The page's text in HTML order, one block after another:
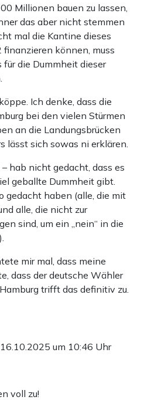
Millionen bauen zu lassen,
das aber nicht stemmen
mal die Kantine dieses
können, muss
für die Dummheit dieser
Ich denke, dass die
bei den vielen Stürmen
an die Landungsbrücken
lässt sich sowas ni erklären.
hab nicht gedacht, dass es
geballte Dummheit gibt.
gedacht haben (alle, die mit
alle, die nicht zur
sind, um ein „nein“ in die
mir mal, dass meine
dass der deutsche Wähler
trifft das definitiv zu.
16.10.2025 um 10:46 Uhr
voll zu!